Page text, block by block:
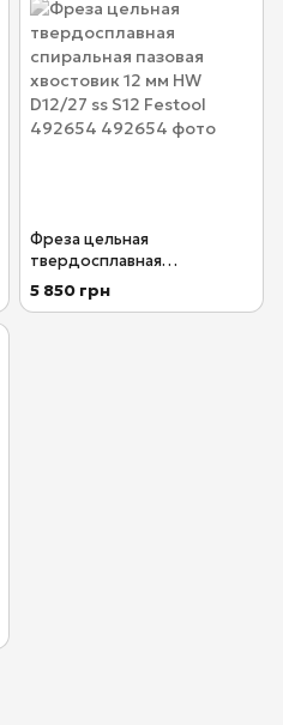
Фреза цельная
твердосплавная
спиральная пазовая
хвостовик 12 мм HW D12/27
5 850 грн